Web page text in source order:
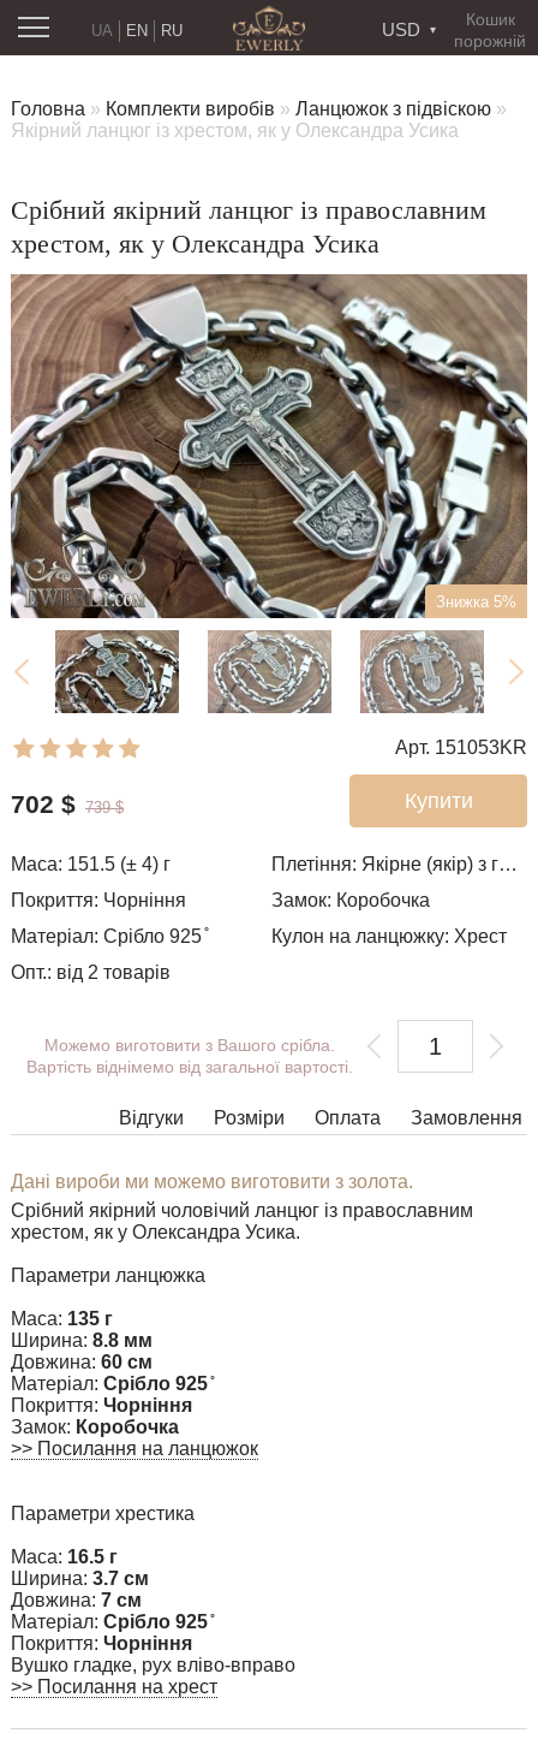
Кошик
порожній
USD
RU
UA EN
Головна » Комплекти виробів » Ланцюжок з підвіскою »
Якірний ланцюг із хрестом, як у Олександра Усика
Срібний якірний ланцюг із православним
хрестом, як у Олександра Усика
Знижка 5%
Арт. 151053KR
Купити
702 $ 739 $
Маса: 151.5 (± 4) г Плетіння: Якірне (якір) з гранями
Покриття: Чорніння
Замок: Коробочка
Матеріал: Срібло 925 ̊
Кулон на ланцюжку: Хрест
Опт.: від 2 товарів
Можемо виготовити з Вашого срібла.
Вартість віднімемо від загальної вартості.
Відгуки Замовлення
Оплата
Розміри
Дані вироби ми можемо виготовити з золота.
Срібний якірний чоловічий ланцюг із православним
хрестом, як у Олександра Усика.
Параметри ланцюжка
Маса: 135 г
Ширина: 8.8 мм
Довжина: 60 см
Матеріал: Срібло 925 ̊
Покриття: Чорніння
Замок: Коробочка
>> Посилання на ланцюжок
Параметри хрестика
Маса: 16.5 г
Ширина: 3.7 см
Довжина: 7 см
Матеріал: Срібло 925 ̊
Покриття: Чорніння
Вушко гладке, рух вліво-вправо
>> Посилання на хрест